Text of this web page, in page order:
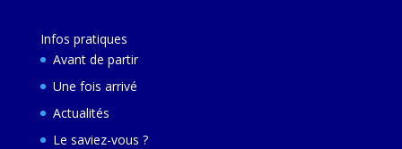
Infos pratiques
Avant de partir
Une fois arrivé
Actualités
Le saviez-vous ?